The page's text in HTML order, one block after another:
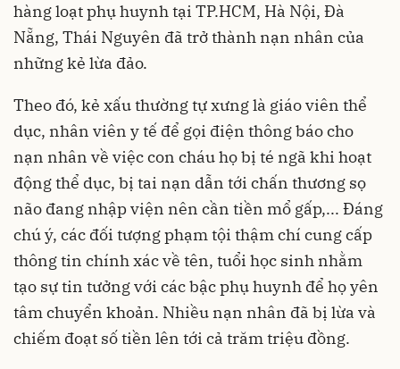
hàng loạt phụ huynh tại TP.HCM, Hà Nội, Đà
Nẵng, Thái Nguyên đã trở thành nạn nhân của
những kẻ lừa đảo.
Theo đó, kẻ xấu thường tự xưng là giáo viên thể
dục, nhân viên y tế để gọi điện thông báo cho
nạn nhân về việc con cháu họ bị té ngã khi hoạt
động thể dục, bị tai nạn dẫn tới chấn thương sọ
não đang nhập viện nên cần tiền mổ gấp,... Đáng
chú ý, các đối tượng phạm tội thậm chí cung cấp
thông tin chính xác về tên, tuổi học sinh nhằm
tạo sự tin tưởng với các bậc phụ huynh để họ yên
tâm chuyển khoản. Nhiều nạn nhân đã bị lừa và
chiếm đoạt số tiền lên tới cả trăm triệu đồng.